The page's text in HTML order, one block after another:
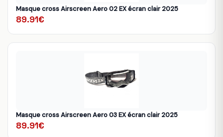
Masque cross Airscreen Aero 02 EX écran clair 2025
89.91€
Masque cross Airscreen Aero 03 EX écran clair 2025
89.91€